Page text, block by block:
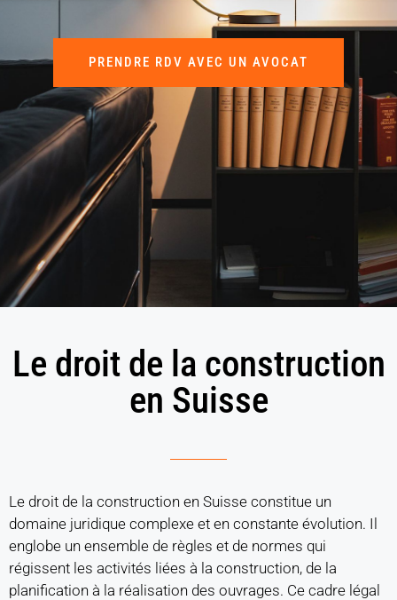
PRENDRE RDV AVEC UN AVOCAT
Le droit de la construction
en Suisse
Le droit de la construction en Suisse constitue un
domaine juridique complexe et en constante évolution. Il
englobe un ensemble de règles et de normes qui
régissent les activités liées à la construction, de la
planification à la réalisation des ouvrages. Ce cadre légal